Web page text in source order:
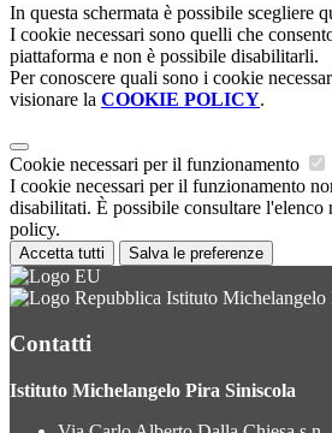
In questa schermata è possibile scegliere
I cookie necessari sono quelli che
piattaforma e non è possibile disabilitarli.
Per conoscere quali sono i cookie
visionare la COOKIE POLICY.
Cookie necessari per il funzionamento
I cookie necessari per il funzionamento
disabilitati. È possibile consultare l'elenco
policy.
Accetta tutti Salva le preferenze
Istituto Michelangelo
Contatti
Istituto Michelangelo Pira Siniscola